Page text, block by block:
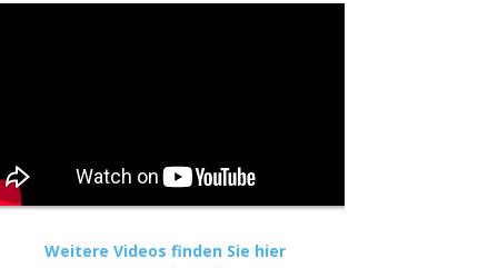
Weitere Videos finden Sie hier